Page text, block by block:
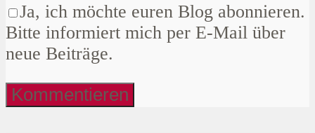
Ja, ich möchte euren Blog abonnieren.
Bitte informiert mich per E-Mail über
neue Beiträge.